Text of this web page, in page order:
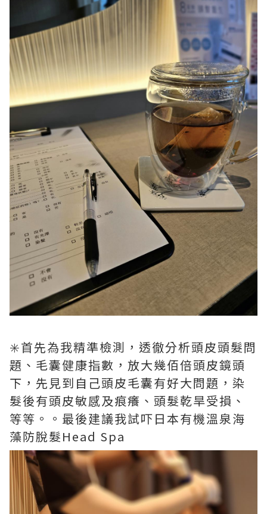
✳️首先為我精準檢測，透徹分析頭皮頭髮問
題、毛囊健康指數，放大幾佰倍頭皮鏡頭
下，先見到自己頭皮毛囊有好大問題，染
髮後有頭皮敏感及痕癢、頭髮乾旱受損、
等等。。最後建議我試吓日本有機溫泉海
藻防脫髮Head Spa